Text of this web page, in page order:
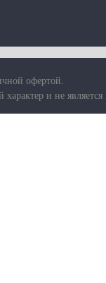
офертой.
и не